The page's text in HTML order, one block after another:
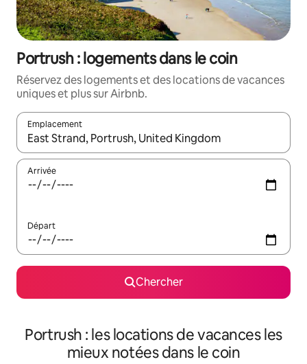
Portrush : logements dans le coin
Réservez des logements et des locations de vacances
uniques et plus sur Airbnb.
Emplacement
Quand les résultats sont affichés, parcourez-les en utilisant
Arrivée
Départ
Chercher
Portrush : les locations de vacances les
mieux notées dans le coin